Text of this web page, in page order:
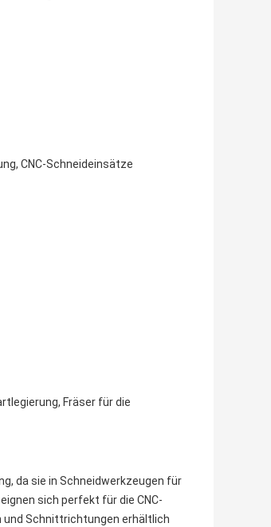
CNC-Schneideinsätze
Fräser für die
da sie in Schneidwerkzeugen für
sich perfekt für die CNC-
und Schnittrichtungen erhältlich